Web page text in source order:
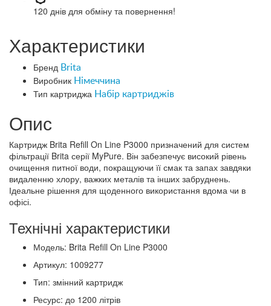
120 днів для обміну та повернення!
Характеристики
Бренд Brita
Виробник Німеччина
Тип картриджа Набір картриджів
Опис
Картридж Brita Refill On Line P3000 призначений для систем
фільтрації Brita серії MyPure. Він забезпечує високий рівень
очищення питної води, покращуючи її смак та запах завдяки
видаленню хлору, важких металів та інших забруднень.
Ідеальне рішення для щоденного використання вдома чи в
офісі.
Технічні характеристики
Модель: Brita Refill On Line P3000
Артикул: 1009277
Тип: змінний картридж
Ресурс: до 1200 літрів